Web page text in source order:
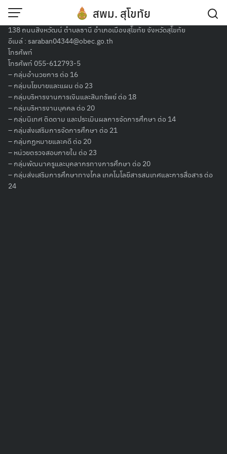
content
สพม. สุโขทัย
ตรวจเยี่ยมให้กำลังใจผู้เข้ารับการพัฒนา
ข้าราชการครูและบุคลากรทางการศึกษา
ก่อนแต่งตั้ง ให้ดำรงตำแหน่งรองผู้อำนวย
การสถานศึกษา ในระยะที่ 2
20 ธันวาคม 2564 ธีรโชติ พระเจริญ
ดร.ศิริวรรณ ขวัญมุข รองผู้อำนวยการสำนักงานเขตพื้นที่การศึกษา
มัธยมศึกษาสุโขทัย รักษาราชการแทน ผู้อำนวยการสำนักงานเขตพื้นที่
การศึกษามัธยมศึกษาสุโขทัย ตรวจเยี่ยมให้กำลังใจผู้เข้ารับการพัฒนา
ที่ตั้ง
สำนักงานเขตพื้นที่การศึกษามัธยมศึกษาสุโขทัย
138 ถนนสิงหวัฒน์ ตำบลธานี อำเภอเมืองสุโขทัย จังหวัดสุโขทัย
อีเมล์ : saraban04344@obec.go.th
โทรศัพท์
โทรศัพท์ 055-612793-5
– กลุ่มอำนวยการ ต่อ 16
– กลุ่มนโยบายและแผน ต่อ 23
– กลุ่มบริหารงานการเงินและสินทรัพย์ ต่อ 18
– กลุ่มบริหารงานบุคคล ต่อ 20
– กลุ่มนิเทศ ติดตาม และประเมินผลการจัดการศึกษา ต่อ 14
– กลุ่มส่งเสริมการจัดการศึกษา ต่อ 21
– กลุ่มกฏหมายและคดี ต่อ 20
– หน่วยตรวจสอบภายใน ต่อ 23
– กลุ่มพัฒนาครูและบุคลากรทางการศึกษา ต่อ 20
– กลุ่มส่งเสริมการศึกษาทางไกล เทคโนโลยีสารสนเทศและการสื่อสาร ต่อ
24